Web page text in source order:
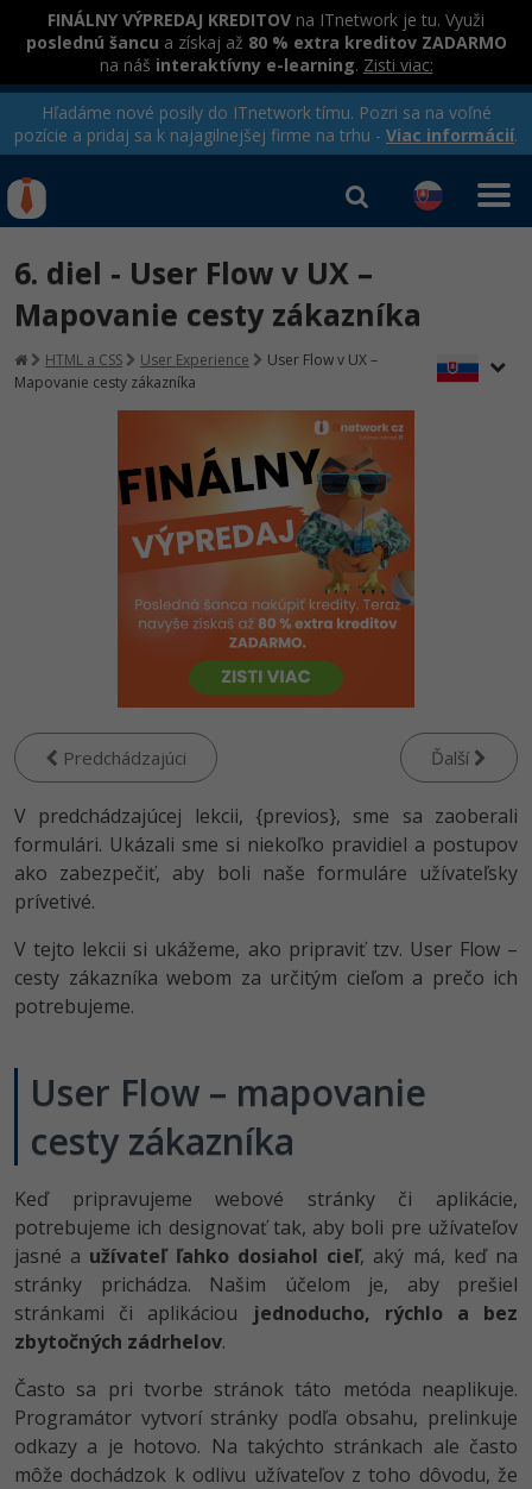
FINÁLNY VÝPREDAJ KREDITOV na ITnetwork je tu. Využi
poslednú šancu a získaj až 80 % extra kreditov ZADARMO
na náš interaktívny e-learning. Zisti viac:
Hľadáme nové posily do ITnetwork tímu. Pozri sa na voľné
pozície a pridaj sa k najagilnejšej firme na trhu - Viac informácií.
Rekvalifikačné kurzy
hradené úradom práce
Kurzy programovania
Ako začať?
C# .NET -80%
Python -80%
JavaScript -80%
C++
Swift -80%
Kotlin -80%
-80%
VB.NET
SQL
Algoritmy
Pre deti
Viac
Fórum
Kurzy e-commerce
Testovanie softvéru
Marketing -30%
WordPress
SEO -30%
Business
MS Office -80%
Time management
Fórum
Siete
Elektronický podpis
Windows
HTML/CSS -80%
Photoshop -80%
Príbehy absolventov
Blog
Prihlásiť sa Registrovať
6. diel - User Flow v UX –
Mapovanie cesty zákazníka
HTML a CSS User Experience
User Flow v UX –
Mapovanie cesty zákazníka
Predchádzajúci Ďalší
V predchádzajúcej lekcii, {previos}, sme sa zaoberali
formulári. Ukázali sme si niekoľko pravidiel a postupov
ako zabezpečiť, aby boli naše formuláre užívateľsky
prívetivé.
V tejto lekcii si ukážeme, ako pripraviť tzv. User Flow –
cesty zákazníka webom za určitým cieľom a prečo ich
potrebujeme.
User Flow – mapovanie
cesty zákazníka
Keď pripravujeme webové stránky či aplikácie,
potrebujeme ich designovať tak, aby boli pre užívateľov
jasné a užívateľ ľahko dosiahol cieľ, aký má, keď na
stránky prichádza. Našim účelom je, aby prešiel
stránkami či aplikáciou
jednoducho, rýchlo a bez
zbytočných zádrhelov.
Často sa pri tvorbe stránok táto metóda neaplikuje.
Programátor vytvorí stránky podľa obsahu, prelinkuje
odkazy a je hotovo. Na takýchto stránkach ale často
môže dochádzok k odlivu užívateľov z toho dôvodu, že